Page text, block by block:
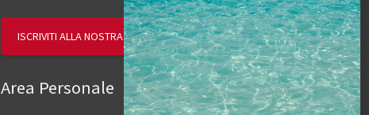
ISCRIVITI ALLA NOSTRA NEWSLETTER
Area Personale